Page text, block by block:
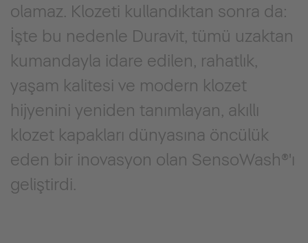
olamaz. Klozeti kullandıktan sonra da:
İşte bu nedenle Duravit, tümü uzaktan
kumandayla idare edilen, rahatlık,
yaşam kalitesi ve modern klozet
hijyenini yeniden tanımlayan, akıllı
klozet kapakları dünyasına öncülük
eden bir inovasyon olan SensoWash®'ı
geliştirdi.